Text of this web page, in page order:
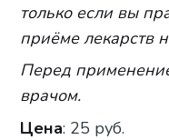
только если вы
приёме лекарств
Перед
врачом.
Цена: 25 руб.